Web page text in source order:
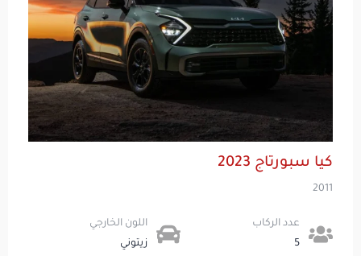
كيا سبورتاج 2023
2011
عدد الركاب​
5
اللون الخارجي
زيتوني